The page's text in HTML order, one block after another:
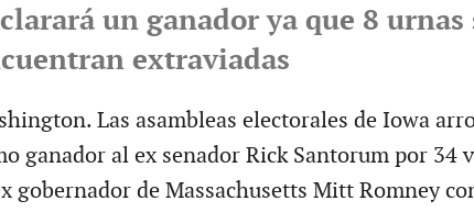
un ganador ya que 8 urnas
extraviadas
Las asambleas electorales de Iowa
ganador al ex senador Rick Santorum por 34
gobernador de Massachusetts Mitt Romney